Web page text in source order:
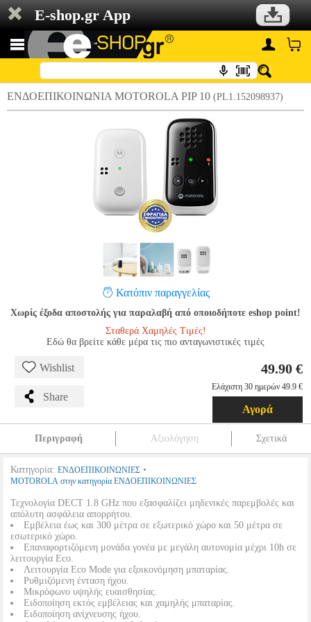
E-shop.gr App
ΕΝΔΟΕΠΙΚΟΙΝΩΝΙΑ MOTOROLA PIP 10 (PL1.152098937)
Κατόπιν παραγγελίας
Χωρίς έξοδα αποστολής για παραλαβή από οποιοδήποτε eshop point!
Σταθερά Χαμηλές Τιμές!
Εδώ θα βρείτε κάθε μέρα τις πιο ανταγωνιστικές τιμές
Wishlist
Share
49.90 €
Ελάχιστη 30 ημερών 49.9 €
Αγορά
Περιγραφή Αξιολόγηση Σχετικά
Κατηγορία: ΕΝΔΟΕΠΙΚΟΙΝΩΝΙΕΣ •
MOTOROLA στην κατηγορία ΕΝΔΟΕΠΙΚΟΙΝΩΝΙΕΣ
Τεχνολογία DECT 1.8 GHz που εξασφαλίζει μηδενικές παρεμβολές και
απόλυτη ασφάλεια απορρήτου.
Εμβέλεια έως και 300 μέτρα σε εξωτερικό χώρο και 50 μέτρα σε
εσωτερικό χώρο.
Επαναφορτιζόμενη μονάδα γονέα με μεγάλη αυτονομία μέχρι 10h σε
λειτουργία Eco.
Λειτουργία Eco Mode για εξοικονόμηση μπαταρίας.
Ρυθμιζόμενη ένταση ήχου.
Μικρόφωνο υψηλής ευαισθησίας.
Ειδοποίηση εκτός εμβέλειας και χαμηλής μπαταρίας.
Ειδοποίηση ανίχνευσης ήχου.